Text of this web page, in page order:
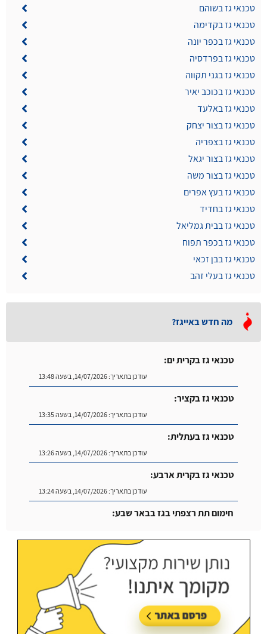
טכנאי גז בשוהם
טכנאי גז בקדימה
טכנאי גז בכפר יונה
טכנאי גז בפרדסיה
טכנאי גז בגני תקווה
טכנאי גז בכוכב יאיר
טכנאי גז באלעד
טכנאי גז בצור יצחק
טכנאי גז בצפריה
טכנאי גז בצור יגאל
טכנאי גז בצור משה
טכנאי גז בעץ אפרים
טכנאי גז בחדיד
טכנאי גז בבית גמליאל
טכנאי גז בכפר תפוח
טכנאי גז בבן זכאי
טכנאי גז בעלי זהב
מה חדש באייגז?
טכנאי גז בקרית ים:
עודכן בתאריך:14/07/2026, בשעה 13:48
טכנאי גז בקציר:
עודכן בתאריך:14/07/2026, בשעה 13:35
טכנאי גז בעתלית:
עודכן בתאריך:14/07/2026, בשעה 13:26
טכנאי גז בקרית ארבע:
עודכן בתאריך:14/07/2026, בשעה 13:24
חימום תת רצפתי בגז בבאר שבע: